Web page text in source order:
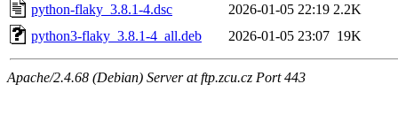
python-flaky_3.8.1-4.dsc
2026-01-05 22:19 2.2K
python3-flaky_3.8.1-4_all.deb
2026-01-05 23:07 19K
Apache/2.4.68 (Debian) Server at ftp.zcu.cz Port 443